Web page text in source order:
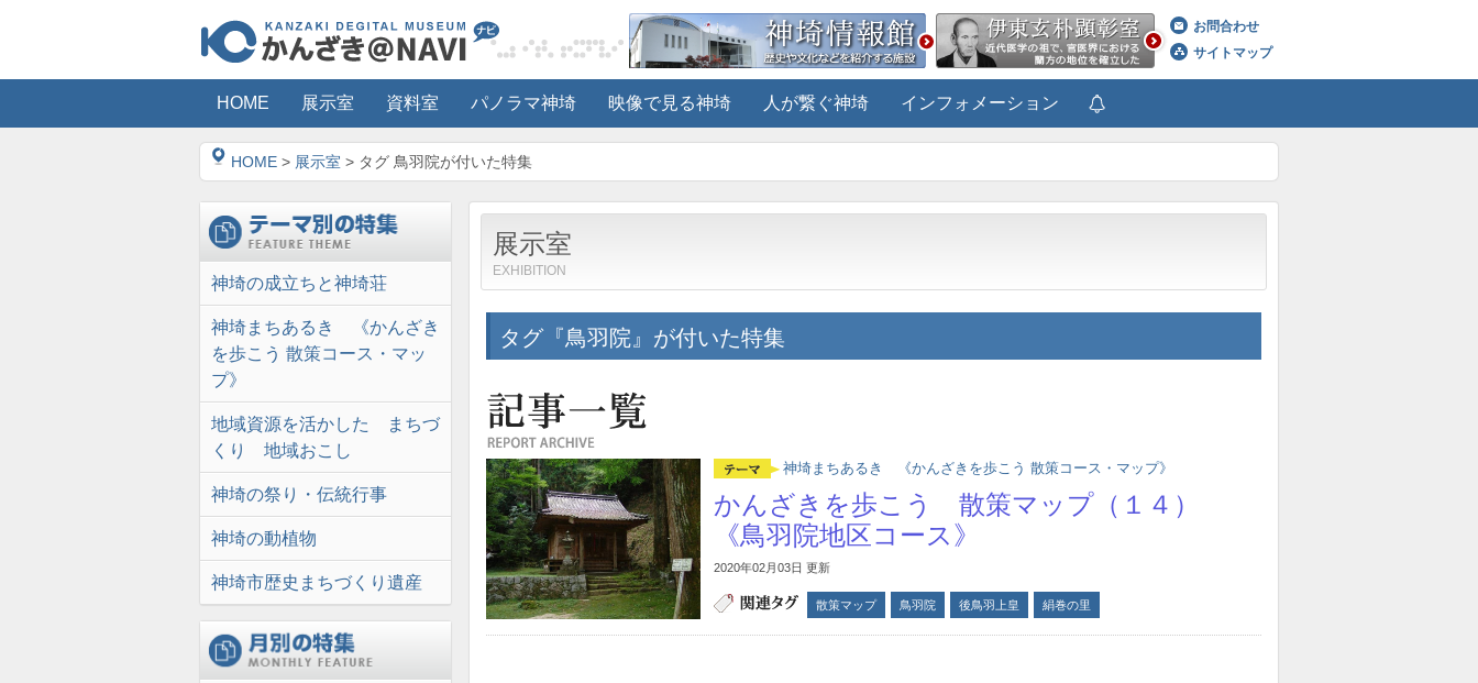
お問合わせ
サイトマップ
HOME 展示室 資料室 パノラマ神埼 映像で見る神埼 人が繋ぐ神埼 インフォメーション
HOME > 展示室 > タグ 鳥羽院が付いた特集
展示室
EXHIBITION
タグ『鳥羽院』が付いた特集
神埼まちあるき 《かんざきを歩こう 散策コース・マップ》
かんざきを歩こう 散策マップ（１４）
《鳥羽院地区コース》
2020年02月03日 更新
散策マップ 鳥羽院 後鳥羽上皇 絹巻の里
神埼の成立ちと神埼荘
神埼まちあるき 《かんざき
を歩こう 散策コース・マッ
プ》
地域資源を活かした まちづ
くり 地域おこし
神埼の祭り・伝統行事
神埼の動植物
神埼市歴史まちづくり遺産